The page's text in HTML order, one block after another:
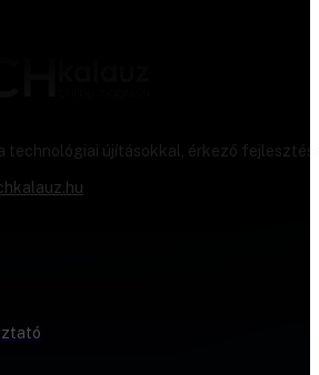
technológiai újításokkal, érkező